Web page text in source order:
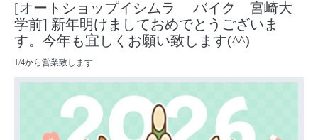
[オートショップイシムラ バイク 宮崎大
学前] 新年明けましておめでとうございま
す。今年も宜しくお願い致します(^^)
1/4から営業致します